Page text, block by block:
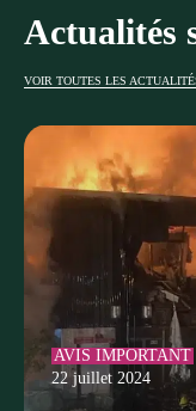
Actualités
VOIR TOUTES LES
AVIS IMPORTANT
22 juillet 2024